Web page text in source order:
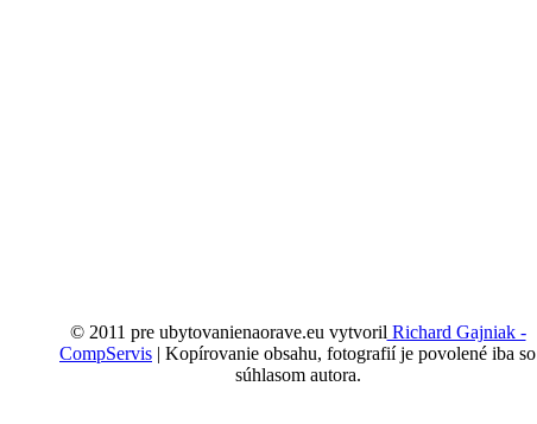
© 2011 pre ubytovanienaorave.eu vytvorilRichard Gajniak -
CompServis | Kopírovanie obsahu, fotografií je povolené iba so
súhlasom autora.